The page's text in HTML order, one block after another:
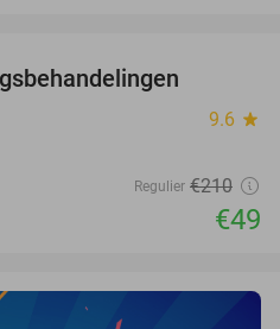
9.6 star
Regulier €210
€49